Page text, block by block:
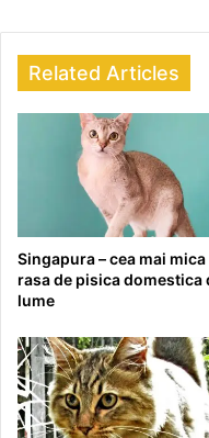
Related Articles
Singapura – cea mai mica
rasa de pisica domestica
lume